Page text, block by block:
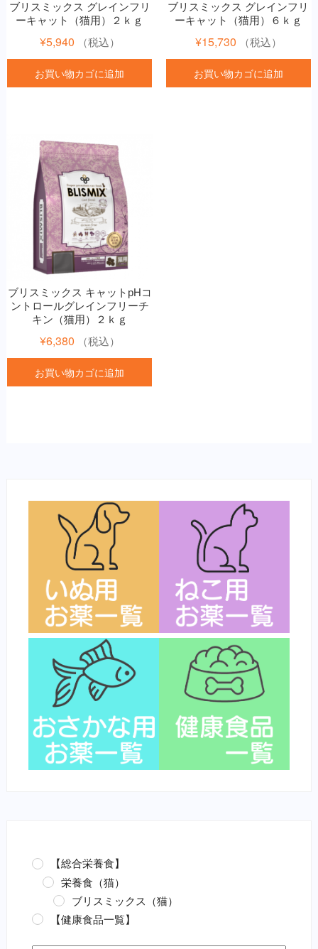
ブリスミックス グレインフリ
ーキャット（猫用）２ｋｇ
¥5,940 （税込）
お買い物カゴに追加
ブリスミックス グレインフリ
ーキャット（猫用）６ｋｇ
¥15,730 （税込）
お買い物カゴに追加
ブリスミックス キャットpHコ
ントロールグレインフリーチ
キン（猫用）２ｋｇ
¥6,380 （税込）
お買い物カゴに追加
【総合栄養食】
栄養食（猫）
ブリスミックス（猫）
【健康食品一覧】